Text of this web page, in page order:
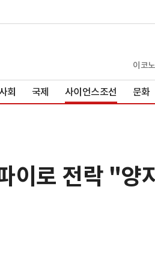
이코
회 국제 사이언스조선 문화
이로 전락 "양